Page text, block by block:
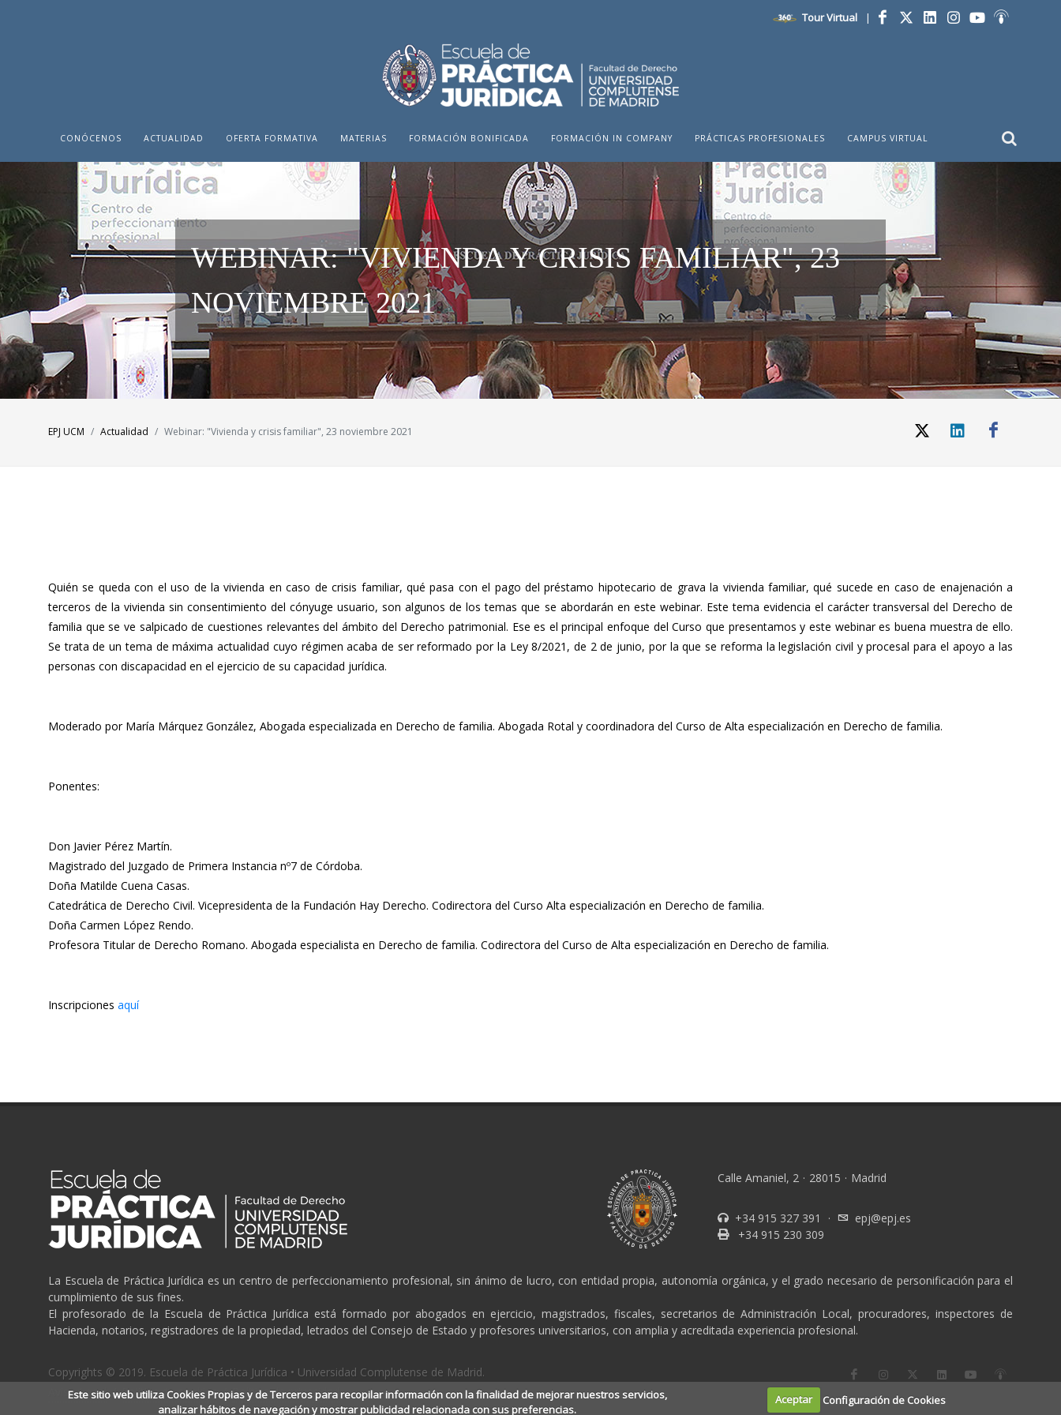
Tour Virtual |
CONÓCENOS ACTUALIDAD OFERTA FORMATIVA MATERIAS FORMACIÓN BONIFICADA FORMACIÓN IN COMPANY PRÁCTICAS PROFESIONALES CAMPUS VIRTUAL
WEBINAR: "VIVIENDA Y CRISIS FAMILIAR", 23
NOVIEMBRE 2021
EPJ UCM Actualidad Webinar: "Vivienda y crisis familiar", 23 noviembre 2021
Quién se queda con el uso de la vivienda en caso de crisis familiar, qué pasa con el pago del préstamo hipotecario de grava la vivienda familiar, qué sucede en caso de enajenación a
terceros de la vivienda sin consentimiento del cónyuge usuario, son algunos de los temas que se abordarán en este webinar. Este tema evidencia el carácter transversal del Derecho de
familia que se ve salpicado de cuestiones relevantes del ámbito del Derecho patrimonial. Ese es el principal enfoque del Curso que presentamos y este webinar es buena muestra de ello.
Se trata de un tema de máxima actualidad cuyo régimen acaba de ser reformado por la Ley 8/2021, de 2 de junio, por la que se reforma la legislación civil y procesal para el apoyo a las
personas con discapacidad en el ejercicio de su capacidad jurídica.
Moderado por María Márquez González, Abogada especializada en Derecho de familia. Abogada Rotal y coordinadora del Curso de Alta especialización en Derecho de familia.
Ponentes:
Don Javier Pérez Martín.
Magistrado del Juzgado de Primera Instancia nº7 de Córdoba.
Doña Matilde Cuena Casas.
Catedrática de Derecho Civil. Vicepresidenta de la Fundación Hay Derecho. Codirectora del Curso Alta especialización en Derecho de familia.
Doña Carmen López Rendo.
Profesora Titular de Derecho Romano. Abogada especialista en Derecho de familia. Codirectora del Curso de Alta especialización en Derecho de familia.
Inscripciones aquí
Calle Amaniel, 2 · 28015 · Madrid
+34 915 327 391 ·
epj@epj.es
+34 915 230 309
La Escuela de Práctica Jurídica es un centro de perfeccionamiento profesional, sin ánimo de lucro, con entidad propia, autonomía orgánica, y el grado necesario de personificación para el
cumplimiento de sus fines.
El profesorado de la Escuela de Práctica Jurídica está formado por abogados en ejercicio, magistrados, fiscales, secretarios de Administración Local, procuradores, inspectores de
Hacienda, notarios, registradores de la propiedad, letrados del Consejo de Estado y profesores universitarios, con amplia y acreditada experiencia profesional.
Copyrights © 2019. Escuela de Práctica Jurídica • Universidad Complutense de Madrid.
Aviso Legal/Politica de cookies/Politica de privacidad
Este sitio web utiliza Cookies Propias y de Terceros para recopilar información con la finalidad de mejorar nuestros servicios,
analizar hábitos de navegación y mostrar publicidad relacionada con sus preferencias.
Aceptar Configuración de Cookies